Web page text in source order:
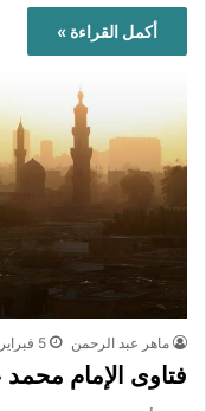
أكمل القراءة »
ماهر عبد الرحمن 5 فبراير، 2020
فتاوى الإمام محمد